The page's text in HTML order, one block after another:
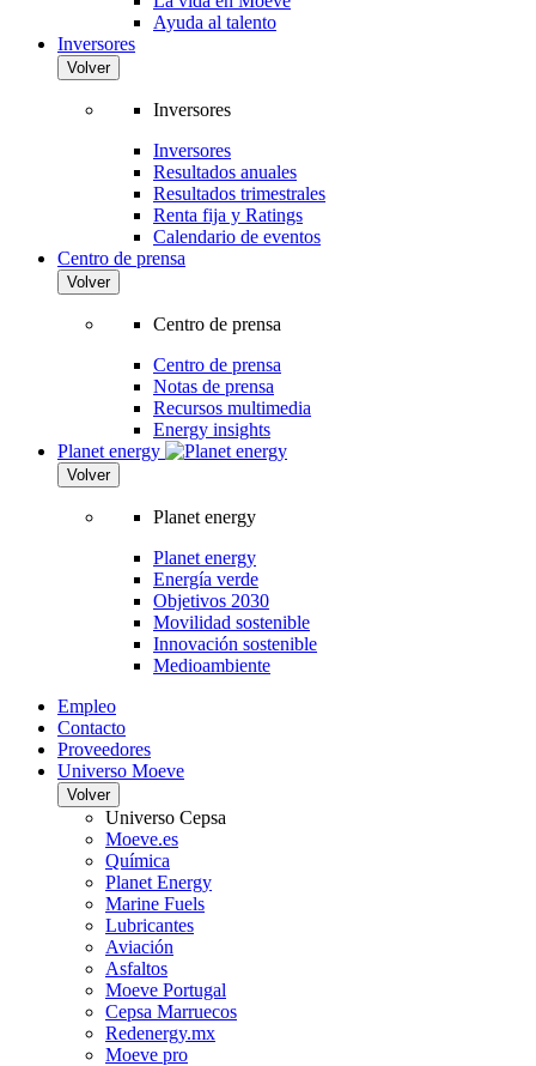
Ayuda al talento
Inversores
Volver
Inversores
Inversores
Resultados anuales
Resultados trimestrales
Renta fija y Ratings
Calendario de eventos
Centro de prensa
Volver
Centro de prensa
Centro de prensa
Notas de prensa
Recursos multimedia
Energy insights
Planet energy
Volver
Planet energy
Planet energy
Energía verde
Objetivos 2030
Movilidad sostenible
Innovación sostenible
Medioambiente
Empleo
Contacto
Proveedores
Universo Moeve
Volver
Universo Cepsa
Moeve.es
Química
Planet Energy
Marine Fuels
Lubricantes
Aviación
Asfaltos
Moeve Portugal
Cepsa Marruecos
Redenergy.mx
Moeve pro